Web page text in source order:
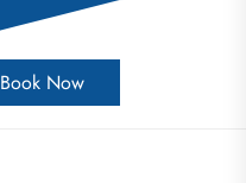
Book Now